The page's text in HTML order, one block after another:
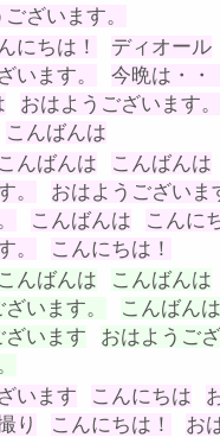
ざいます。
にちは！
ディオール
います。
今晩は・・
おはようございます。
こんばんは
こんばんは
こんばんは
。
おはようございま
こんばんは
こんに
。
こんにちは！
こんばんは
こんばんは
います。
こんばんは
ざいます
おはようご
います こんにちは
り こんにちは！
お